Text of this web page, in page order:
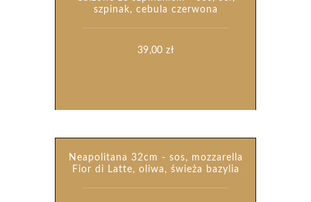
szpinak, cebula czerwona
39,00zł
Neapolitana 32cm - sos, mozzarella
Fior di Latte, oliwa, świeża bazylia